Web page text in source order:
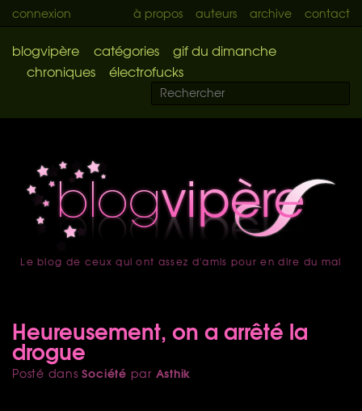
connexion à propos auteurs archive contact
blogvipère catégories
gif du dimanche
chroniques
électrofucks
accueil
Le blog de ceux qui ont assez d'amis pour en dire du mal
Heureusement, on a arrêté la
drogue
Posté dansSociété par Asthik